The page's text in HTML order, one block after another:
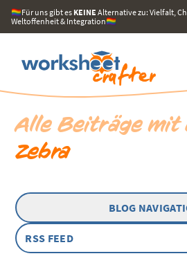
🏳️‍🌈Für uns gibt es KEINE Alternative zu: Vielfalt,
Weltoffenheit & Integration🏳️‍🌈
Alle Beiträge mit
Zebra
BLOG
RSS FEED